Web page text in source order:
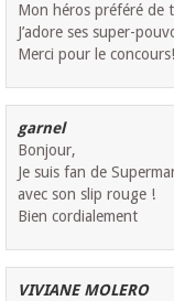
Mon héros préféré de
J’adore ses super-
Merci pour le
garnel
Bonjour,
Je suis fan de
avec son slip rouge !
Bien cordialement
VIVIANE MOLERO